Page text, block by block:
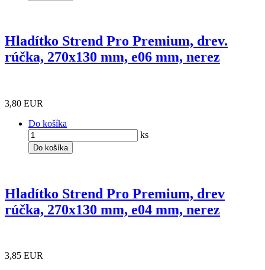
Hladítko Strend Pro Premium, drev.
rúčka, 270x130 mm, e06 mm, nerez
3,80 EUR
Do košíka
ks
Do košíka
Hladítko Strend Pro Premium, drev
rúčka, 270x130 mm, e04 mm, nerez
3,85 EUR